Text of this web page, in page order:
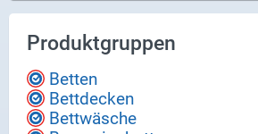
ner, wenn es um er­hol­sa­men
Unter der Lei­tung von Herrn
Bet­ten Lier­hei­mer ste­tig
bleibt auch heute der füh­ren­de
ken­bet­ten und Ma­trat­zen in der
ten nicht nur eine brei­te Aus­wahl
Produktgruppen
Betten
Bettdecken
Bettwäsche